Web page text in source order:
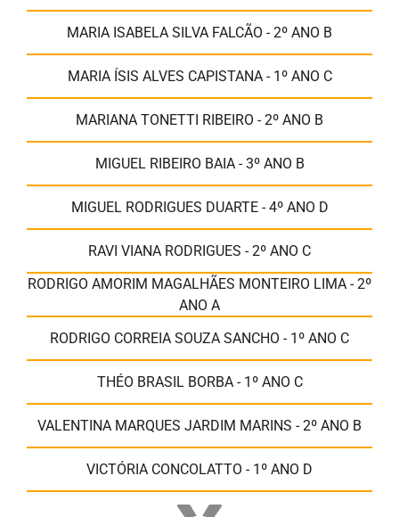
MARIA ISABELA SILVA FALCÃO - 2º ANO B
MARIA ÍSIS ALVES CAPISTANA - 1º ANO C
MARIANA TONETTI RIBEIRO - 2º ANO B
MIGUEL RIBEIRO BAIA - 3º ANO B
MIGUEL RODRIGUES DUARTE - 4º ANO D
RAVI VIANA RODRIGUES - 2º ANO C
RODRIGO AMORIM MAGALHÃES MONTEIRO LIMA - 2º
ANO A
RODRIGO CORREIA SOUZA SANCHO - 1º ANO C
THÉO BRASIL BORBA - 1º ANO C
VALENTINA MARQUES JARDIM MARINS - 2º ANO B
VICTÓRIA CONCOLATTO - 1º ANO D